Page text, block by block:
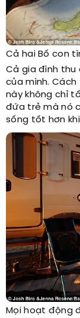
Cả hai Bố con
Cả gia đình
của mình.
này không chỉ
đứa trẻ mà nó
sống tốt hơn
Mọi hoạt động